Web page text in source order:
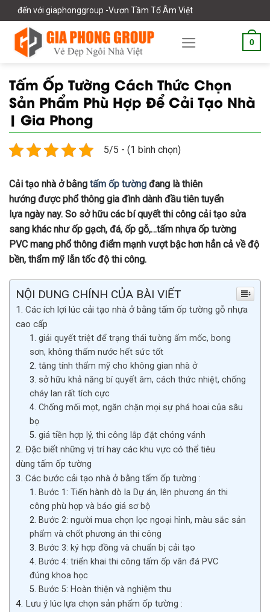
to
content
-Vươn Tầm Tổ Âm Việt
0
Tấm Ốp Tường Cách Thức Chọn
Sản Phẩm Phù Hợp Để Cải Tạo Nhà
| Gia Phong
5/5 - (1 bình chọn)
Cải tạo nhà ở bằng tấm ốp tường đang là thiên
hướng đượcphổ thông gia đình dành đầu tiên tuyển
lựa ngày nay. So sở hữu các bí quyếtthi công cải tạo sửa
sang khác như ốp gạch, đá, ốp gỗ,…tấm nhựa ốp tường
PVC mang phổ thông điểm mạnh vượt bậchơn hẳn cả về độ
bền, thẩm mỹ lẫn tốc độ thi công.
NỘI DUNG CHÍNH CỦA BÀI VIẾT
Các ích lợi lúc cải tạo nhà ở bằng tấm ốp tường gỗ nhựa
cao cấp
giải quyết triệt để trạng thái tường ẩm mốc, bong
sơn, không thấm nước hết sức tốt
tăng tính thẩm mỹ cho không gian nhà ở
sở hữu khả năng bí quyết âm, cách thức nhiệt, chống
cháy lan rất tích cực
Chống mối mọt, ngăn chặn mọi sự phá hoai của sâu
bọ
giá tiền hợp lý, thi công lắp đặt chóng vánh
Đặc biết những vị trí hay các khu vực có thể tiêu
dùng tấm ốp tường
Các bước cải tạo nhà ở bằng tấm ốp tường :
Bước 1: Tiến hành dò la Dự án, lên phương án thi
công phù hợp và báo giá sơ bộ
Bước 2: người mua chọn lọc ngoại hình, màu sắc sản
phẩm và chốt phương án thi công
Bước 3: ký hợp đồng và chuẩn bị cải tạo
Bước 4: triển khai thi công tấm ốp vân đá PVC
đúng khoa học
Bước 5: Hoàn thiện và nghiệm thu
Lưu ý lúc lựa chọn sản phẩm ốp tường :